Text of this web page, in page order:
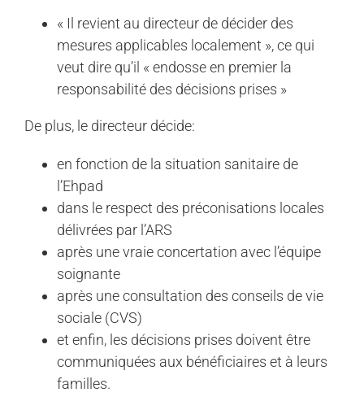
« Il revient au directeur de décider des
mesures applicables localement », ce qui
veut dire qu’il « endosse en premier la
responsabilité des décisions prises »
De plus, le directeur décide:
en fonction de la situation sanitaire de
l’Ehpad
dans le respect des préconisations locales
délivrées par l’ARS
après une vraie concertation avec l’équipe
soignante
après une consultation des conseils de vie
sociale (CVS)
et enfin, les décisions prises doivent être
communiquées aux bénéficiaires et à leurs
familles.